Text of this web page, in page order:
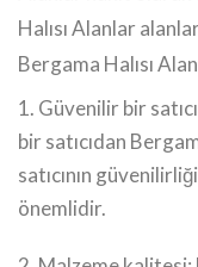
Halısı Alanlar
Bergama Halısı
1. Güvenilir bir
bir satıcıdan
satıcının
önemlidir.